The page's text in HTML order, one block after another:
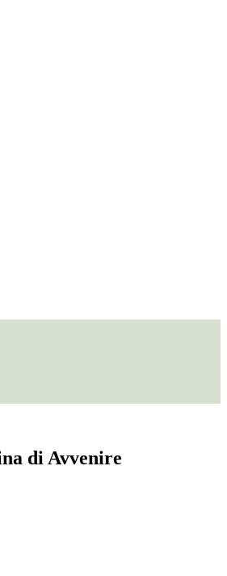
di Avvenire